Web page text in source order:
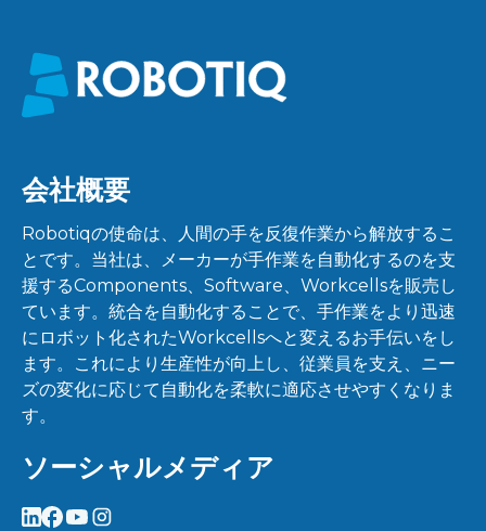
会社概要
Robotiqの使命は、人間の手を反復作業から解放するこ
とです。当社は、メーカーが手作業を自動化するのを支
援するComponents、Software、Workcellsを販売し
ています。統合を自動化することで、手作業をより迅速
にロボット化されたWorkcellsへと変えるお手伝いをし
ます。これにより生産性が向上し、従業員を支え、ニー
ズの変化に応じて自動化を柔軟に適応させやすくなりま
す。
ソーシャルメディア